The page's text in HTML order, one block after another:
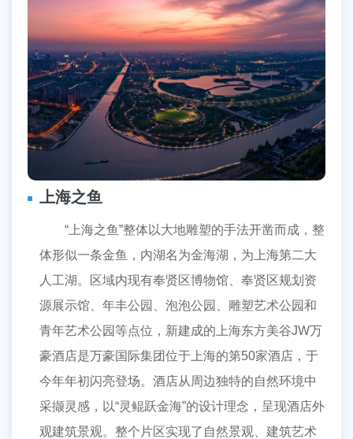
上海之鱼
“上海之鱼”整体以大地雕塑的手法开凿而成，整
体形似一条金鱼，内湖名为金海湖，为上海第二大
人工湖。区域内现有奉贤区博物馆、奉贤区规划资
源展示馆、年丰公园、泡泡公园、雕塑艺术公园和
青年艺术公园等点位，新建成的上海东方美谷JW万
豪酒店是万豪国际集团位于上海的第50家酒店，于
今年年初闪亮登场。酒店从周边独特的自然环境中
采撷灵感，以“灵鲲跃金海”的设计理念，呈现酒店外
观建筑景观。整个片区实现了自然景观、建筑艺术